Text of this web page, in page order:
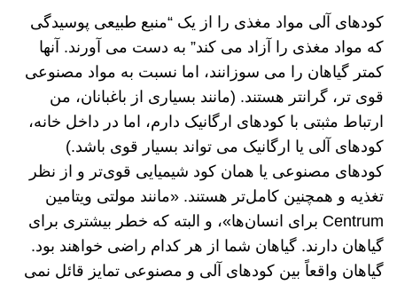
کودهای آلی مواد مغذی را از یک “منبع طبیعی پوسیدگی
که مواد مغذی را آزاد می کند” به دست می آورند. آنها
کمتر گیاهان را می سوزانند، اما نسبت به مواد مصنوعی
قوی تر، گرانتر هستند. (مانند بسیاری از باغبانان، من
ارتباط مثبتی با کودهای ارگانیک دارم، اما در داخل خانه،
کودهای آلی یا ارگانیک می تواند بسیار قوی باشد.)
کودهای مصنوعی یا همان کود شیمیایی قوی‌تر و از نظر
تغذیه و همچنین کامل‌تر هستند. «مانند مولتی ویتامین
Centrum برای انسان‌ها»، و البته که خطر بیشتری برای
گیاهان دارند. گیاهان شما از هر کدام راضی خواهند بود.
گیاهان واقعاً بین کودهای آلی و مصنوعی تمایز قائل نمی